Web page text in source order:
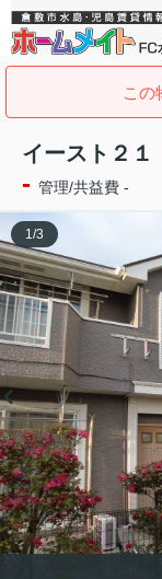
この
イースト２１
- 管理/共益費 -
1/3